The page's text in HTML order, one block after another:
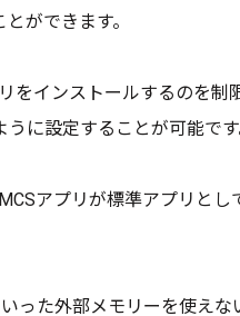
ができます。
をインストールするのを制
に設定することが可能で
アプリが標準アプリと
った外部メモリーを使え